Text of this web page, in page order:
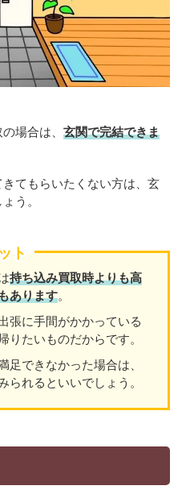
場合は、 玄関で完結できま
てもらいたくない方は、玄
う。
ト
持ち込み買取時よりも高
あります。
張に手間がかかっている
りたいものだからです。
足できなかった場合は、
られるといいでしょう。